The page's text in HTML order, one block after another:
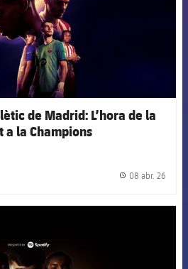
de Madrid: L’hora de la
a la Champions
08 abr. 26